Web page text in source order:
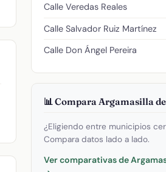
Calle Veredas Reales
Calle Salvador Ruiz Martínez
Calle Don Ángel Pereira
📊 Compara Argamasilla
¿Eligiendo entre municipios
Compara datos lado a lado.
Ver comparativas de